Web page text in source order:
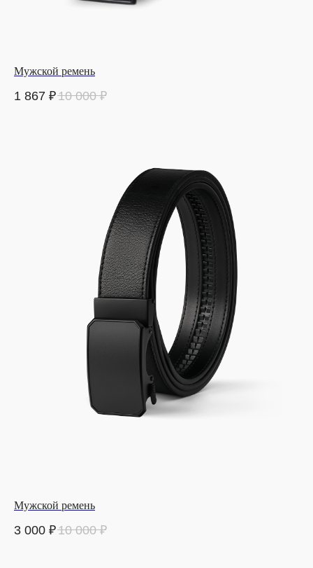
Мужской ремень
1 867 ₽10 000 ₽
Мужской ремень
3 000 ₽10 000 ₽